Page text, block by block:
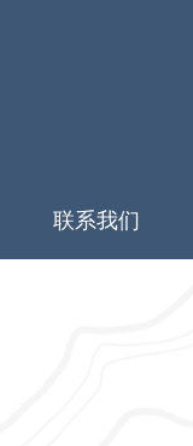
联系我们